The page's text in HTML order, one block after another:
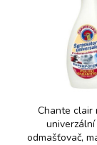
Chante clair
univerzální
odmašťovač,